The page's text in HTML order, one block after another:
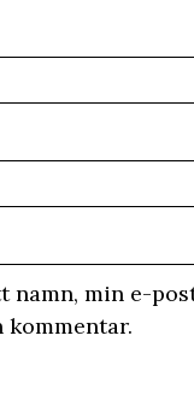
namn, min e-
kommentar.